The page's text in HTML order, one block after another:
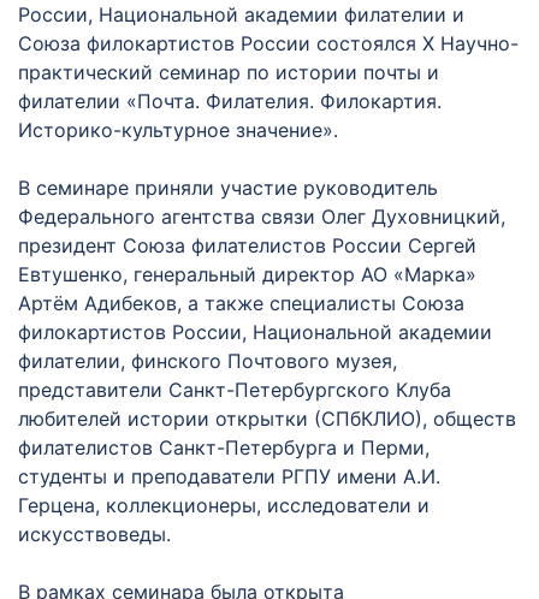
России, Национальной академии филателии и
Союза филокартистов России состоялся X Научно-
практический семинар по истории почты и
филателии «Почта. Филателия. Филокартия.
Историко-культурное значение».
В семинаре приняли участие руководитель
Федерального агентства связи Олег Духовницкий,
президент Союза филателистов России Сергей
Евтушенко, генеральный директор АО «Марка»
Артём Адибеков, а также специалисты Союза
филокартистов России, Национальной академии
филателии, финского Почтового музея,
представители Санкт-Петербургского Клуба
любителей истории открытки (СПбКЛИО), обществ
филателистов Санкт-Петербурга и Перми,
студенты и преподаватели РГПУ имени А.И.
Герцена, коллекционеры, исследователи и
искусствоведы.
В рамках семинара была открыта